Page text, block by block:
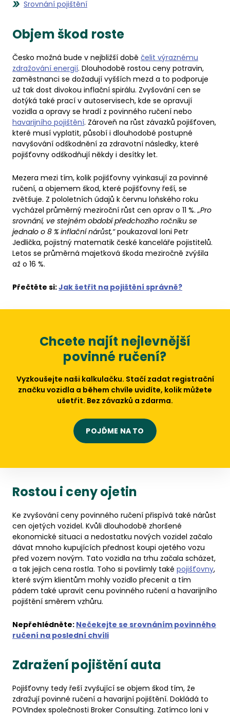
Srovnání pojištění
Objem škod roste
Česko možná bude v nejbližší době čelit výraznému
zdražování energií. Dlouhodobě rostou ceny potravin,
zaměstnanci se dožadují vyšších mezd a to podporuje
už tak dost divokou inflační spirálu. Zvyšování cen se
dotýká také prací v autoservisech, kde se opravují
vozidla a opravy se hradí z povinného ručení nebo
havarijního pojištění. Zároveň na růst závazků pojišťoven,
které musí vyplatit, působí i dlouhodobé postupné
navyšování odškodnění za zdravotní následky, které
pojišťovny odškodňují někdy i desítky let.
Mezera mezi tím, kolik pojišťovny vyinkasují za povinné
ručení, a objemem škod, které pojišťovny řeší, se
zvětšuje. Z pololetních údajů k červnu loňského roku
vycházel průměrný meziroční růst cen oprav o 11 %.„Pro
srovnání, ve stejném období předchozího ročníku se
jednalo o 8 % inflační nárůst,“poukazoval loni Petr
Jedlička, pojistný matematik české kanceláře pojistitelů.
Letos se průměrná majetková škoda meziročně zvýšila
až o 16 %.
Přečtěte si:Jak šetřit na pojištění správně?
Chcete najít nejlevnější
povinné ručení?
Vyzkoušejte naši kalkulačku. Stačí zadat registrační
značku vozidla a během chvíle uvidíte, kolik můžete
ušetřit. Bez závazků a zdarma.
POJĎME NA TO
Rostou i ceny ojetin
Ke zvyšování ceny povinného ručení přispívá také nárůst
cen ojetých vozidel. Kvůli dlouhodobě zhoršené
ekonomické situaci a nedostatku nových vozidel začalo
dávat mnoho kupujících přednost koupi ojetého vozu
před vozem novým. Tato vozidla na trhu začala scházet,
a tak jejich cena rostla. Toho si povšimly také pojišťovny,
které svým klientům mohly vozidlo přecenit a tím
pádem také upravit cenu povinného ručení a havarijního
pojištění směrem vzhůru.
Nepřehlédněte: Nečekejte se srovnáním povinného
ručení na poslední chvíli
Zdražení pojištění auta
Pojišťovny tedy řeší zvyšující se objem škod tím, že
zdražují povinné ručení a havarijní pojištění. Dokládá to
POVIndex společnosti Broker Consulting. Zatímco loni v